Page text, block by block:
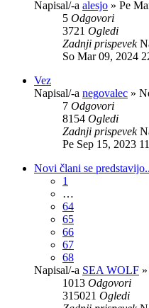
Napisal/-a alesjo » Pe
5 Odgovori
3721 Ogledi
Zadnji prispevek
So Mar 09, 2024
Vez
Napisal/-a negovalec »
7 Odgovori
8154 Ogledi
Zadnji prispevek
Pe Sep 15, 2023
Novi člani se
1
…
64
65
66
67
68
Napisal/-a SEA WOLF
1013 Odgovori
315021 Ogledi